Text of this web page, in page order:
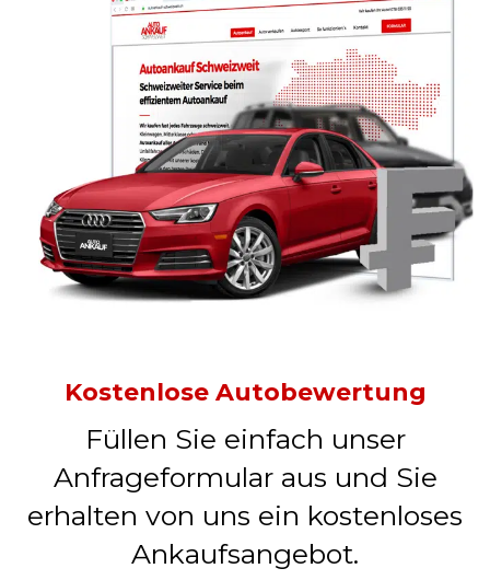
Kostenlose Autobewertung
Füllen Sie einfach unser
Anfrageformular aus und Sie
erhalten von uns ein kostenloses
Ankaufsangebot.